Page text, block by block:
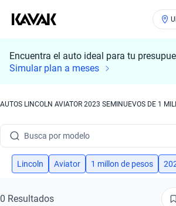
Encuentra el auto ideal para tu
Simular plan a meses
AUTOS LINCOLN AVIATOR 2023 SEMINUEVOS DE 1
Busca por modelo
Busca por versión
Lincoln Aviator 1 millon de pesos
0 Resultados